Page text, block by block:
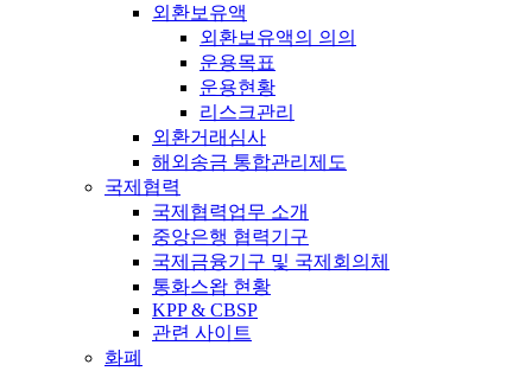
외환보유액
외환보유액의 의의
운용목표
운용현황
리스크관리
외환거래심사
해외송금 통합관리제도
국제협력
국제협력업무 소개
중앙은행 협력기구
국제금융기구 및 국제회의체
통화스왑 현황
KPP & CBSP
관련 사이트
화폐